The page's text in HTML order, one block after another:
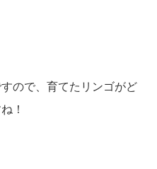
ので、育てたリンゴがど
！